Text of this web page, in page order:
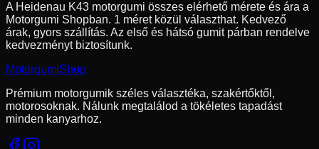
A Heidenau K43 motorgumi összes elérhető mérete és ára a
Motorgumi Shopban. 1 méret közül választhat. Kedvező
árak, gyors szállítás. Az első és hátsó gumit párban rendelve
kedvezményt biztosítunk.
MotorgumiShop
Prémium motorgumik széles választéka, szakértőktől,
motorosoknak. Nálunk megtalálod a tökéletes tapadást
minden kanyarhoz.